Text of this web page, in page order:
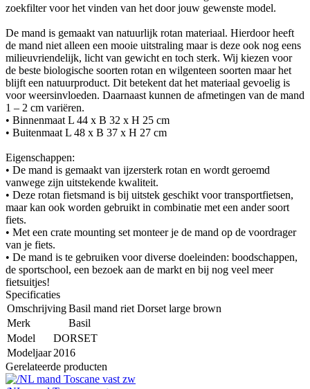
zoekfilter voor het vinden van het door jouw gewenste model.
De mand is gemaakt van natuurlijk rotan materiaal. Hierdoor heeft
de mand niet alleen een mooie uitstraling maar is deze ook nog eens
milieuvriendelijk, licht van gewicht en toch sterk. Wij kiezen voor
de beste biologische soorten rotan en wilgenteen soorten maar het
blijft een natuurproduct. Dit betekent dat het materiaal gevoelig is
voor weersinvloeden. Daarnaast kunnen de afmetingen van de mand
1 – 2 cm variëren.
• Binnenmaat L 44 x B 32 x H 25 cm
• Buitenmaat L 48 x B 37 x H 27 cm
Eigenschappen:
• De mand is gemaakt van ijzersterk rotan en wordt geroemd
vanwege zijn uitstekende kwaliteit.
• Deze rotan fietsmand is bij uitstek geschikt voor transportfietsen,
maar kan ook worden gebruikt in combinatie met een ander soort
fiets.
• Met een crate mounting set monteer je de mand op de voordrager
van je fiets.
• De mand is te gebruiken voor diverse doeleinden: boodschappen,
de sportschool, een bezoek aan de markt en bij nog veel meer
fietsuitjes!
Specificaties
OmschrijvingBasil mand riet Dorset large brown
Merk
Basil
Model
DORSET
Modeljaar 2016
Gerelateerde producten